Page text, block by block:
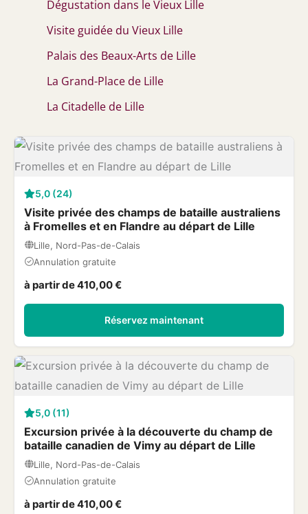
Dégustation dans le Vieux Lille
Visite guidée du Vieux Lille
Palais des Beaux-Arts de Lille
La Grand-Place de Lille
La Citadelle de Lille
5,0 (24)
Visite privée des champs de bataille australiens
à Fromelles et en Flandre au départ de Lille
Lille, Nord-Pas-de-Calais
Annulation gratuite
à partir de 410,00 €
Réservez maintenant
5,0 (11)
Excursion privée à la découverte du champ de
bataille canadien de Vimy au départ de Lille
Lille, Nord-Pas-de-Calais
Annulation gratuite
à partir de 410,00 €